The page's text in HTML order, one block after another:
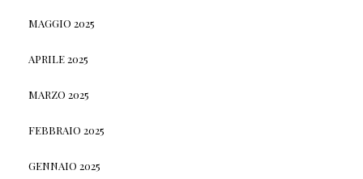
MAGGIO 2025
APRILE 2025
MARZO 2025
FEBBRAIO 2025
GENNAIO 2025